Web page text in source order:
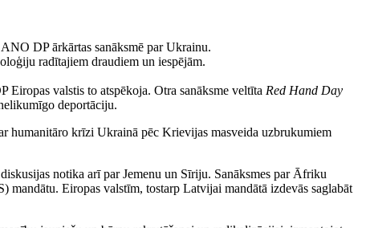
DP ārkārtas sanāksmē par Ukrainu.
radītajiem draudiem un iespējām.
valstis to atspēkoja. Otra sanāksme veltīta Red Hand Day
deportāciju.
humanitāro krīzi Ukrainā pēc Krievijas masveida uzbrukumiem
notika arī par Jemenu un Sīriju. Sanāksmes par Āfriku
Eiropas valstīm, tostarp Latvijai mandātā izdevās saglabāt